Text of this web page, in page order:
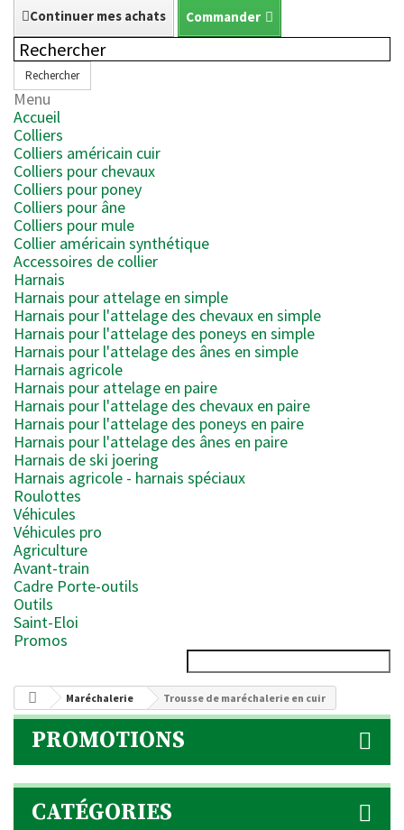
Continuer mes achats Commander
Rechercher
Menu
Accueil
Colliers
Colliers américain cuir
Colliers pour chevaux
Colliers pour poney
Colliers pour âne
Colliers pour mule
Collier américain synthétique
Accessoires de collier
Harnais
Harnais pour attelage en simple
Harnais pour l'attelage des chevaux en simple
Harnais pour l'attelage des poneys en simple
Harnais pour l'attelage des ânes en simple
Harnais agricole
Harnais pour attelage en paire
Harnais pour l'attelage des chevaux en paire
Harnais pour l'attelage des poneys en paire
Harnais pour l'attelage des ânes en paire
Harnais de ski joering
Harnais agricole - harnais spéciaux
Roulottes
Véhicules
Véhicules pro
Agriculture
Avant-train
Cadre Porte-outils
Outils
Saint-Eloi
Promos
Maréchalerie Trousse de maréchalerie en cuir
PROMOTIONS
CATÉGORIES